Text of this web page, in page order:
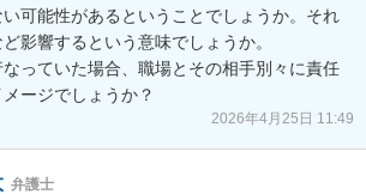
可能性があるということでしょうか。それ
影響するという意味でしょうか。
っていた場合、職場とその相手別々に責任
ージでしょうか？
2026年4月25日 11:49
弁護士